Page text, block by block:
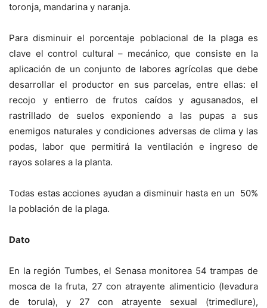
toronja, mandarina y naranja.
Para disminuir el porcentaje poblacional de la plaga es
clave el control cultural – mecánico, que consiste en la
aplicación de un conjunto de labores agrícolas que debe
desarrollar el productor en susparcelas, entre ellas: el
recojo y entierro de frutos caídos y agusanados, el
rastrillado de suelos exponiendo a las pupas a sus
enemigos naturales y condiciones adversas de clima y las
podas, labor que permitirá la ventilación e ingreso de
rayos solares a la planta.
Todas estas acciones ayudan a disminuir hasta en un 50%
la población de la plaga.
Dato
En la región Tumbes, el Senasa monitorea 54 trampas de
mosca de la fruta, 27 con atrayente alimenticio (levadura
de torula), y 27 con atrayente sexual (trimedlure),